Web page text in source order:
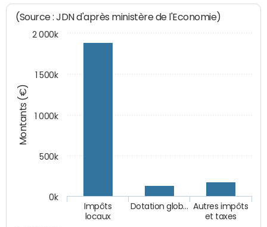
Montants (€)
(Source : JDN d'après ministère de l'Economie)
Autres impôts
et taxes
Dotation glob…
Impôts
locaux
0k
500k
1 000k
1 500k
2 000k